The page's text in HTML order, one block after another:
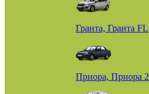
Гранта, Гранта FL
Приора, Приора 2